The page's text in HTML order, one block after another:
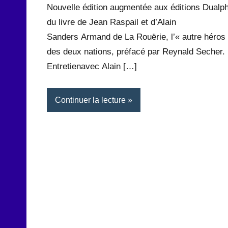
Nouvelle édition augmentée aux éditions
du livre de Jean Raspail et d’Alain
Sanders Armand de La Rouërie, l’« autre héros
des deux nations, préfacé par Reynald Secher.
Entretienavec Alain […]
Continuer la lecture